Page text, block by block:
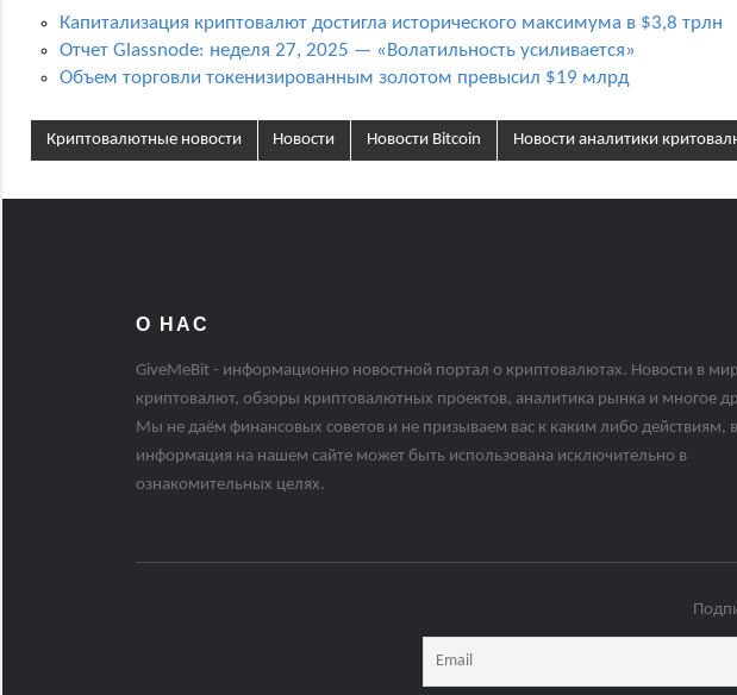
Капитализация криптовалют достигла исторического максимума в $3,8 трлн
Отчет Glassnode: неделя 27, 2025 — «Волатильность усиливается»
Объем торговли токенизированным золотом превысил $19 млрд
Криптовалютные новости Новости Новости Bitcoin Новости аналитики
О НАС
GiveMeBit - информационно новостной портал о криптовалютах. Новости в
криптовалют, обзоры криптовалютных проектов, аналитика рынка и многое
Мы не даём финансовых советов и не призываем вас к каким либо действиям,
информация на нашем сайте может быть использована исключительно в
ознакомительных целях.